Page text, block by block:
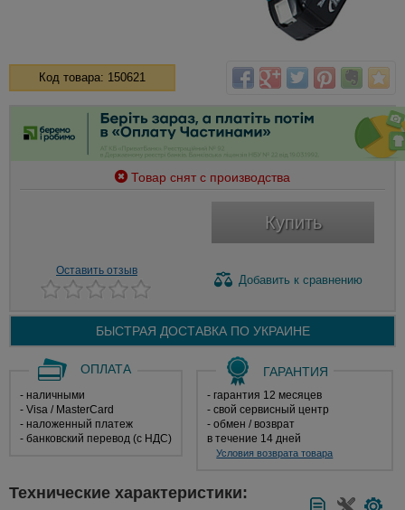
Код товара: 150621
Товар снят с производства
Купить
Оставить отзыв
Добавить к сравнению
БЫСТРАЯ ДОСТАВКА ПО УКРАИНЕ
ОПЛАТА
- наличными
- Visa / MasterCard
- наложенный платеж
- банковский перевод (с НДС)
ГАРАНТИЯ
- гарантия 12 месяцев
- свой сервисный центр
- обмен / возврат
в течение 14 дней
Условия возврата товара
Технические характеристики: